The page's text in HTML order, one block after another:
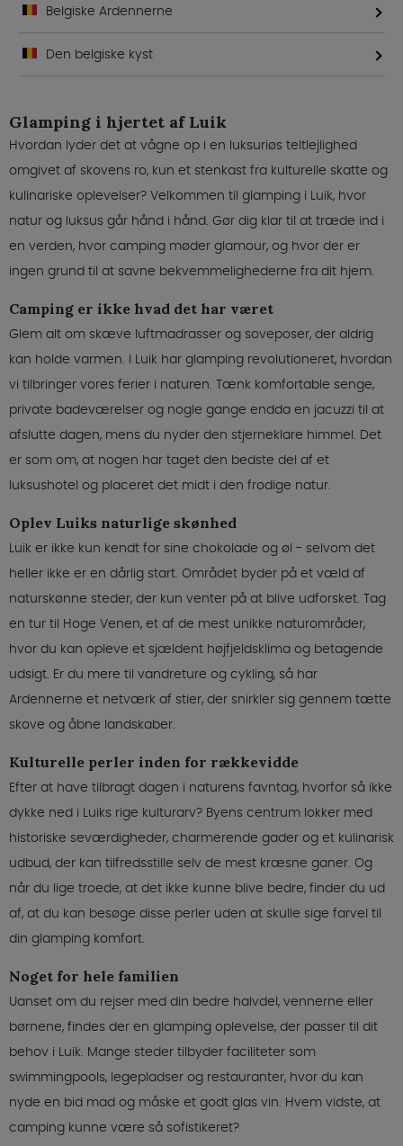
Belgiske Ardennerne
Den belgiske kyst
Glamping i hjertet af Luik
Hvordan lyder det at vågne op i en luksuriøs teltlejlighed
omgivet af skovens ro, kun et stenkast fra kulturelle skatte og
kulinariske oplevelser? Velkommen til glamping i Luik, hvor
natur og luksus går hånd i hånd. Gør dig klar til at træde ind i
en verden, hvor camping møder glamour, og hvor der er
ingen grund til at savne bekvemmelighederne fra dit hjem.
Camping er ikke hvad det har været
Glem alt om skæve luftmadrasser og soveposer, der aldrig
kan holde varmen. I Luik har glamping revolutioneret, hvordan
vi tilbringer vores ferier i naturen. Tænk komfortable senge,
private badeværelser og nogle gange endda en jacuzzi til at
afslutte dagen, mens du nyder den stjerneklare himmel. Det
er som om, at nogen har taget den bedste del af et
luksushotel og placeret det midt i den frodige natur.
Oplev Luiks naturlige skønhed
Luik er ikke kun kendt for sine chokolade og øl - selvom det
heller ikke er en dårlig start. Området byder på et væld af
naturskønne steder, der kun venter på at blive udforsket. Tag
en tur til Hoge Venen, et af de mest unikke naturområder,
hvor du kan opleve et sjældent højfjeldsklima og betagende
udsigt. Er du mere til vandreture og cykling, så har
Ardennerne et netværk af stier, der snirkler sig gennem tætte
skove og åbne landskaber.
Kulturelle perler inden for rækkevidde
Efter at have tilbragt dagen i naturens favntag, hvorfor så ikke
dykke ned i Luiks rige kulturarv? Byens centrum lokker med
historiske seværdigheder, charmerende gader og et kulinarisk
udbud, der kan tilfredsstille selv de mest kræsne ganer. Og
når du lige troede, at det ikke kunne blive bedre, finder du ud
af, at du kan besøge disse perler uden at skulle sige farvel til
din glamping komfort.
Noget for hele familien
Uanset om du rejser med din bedre halvdel, vennerne eller
børnene, findes der en glamping oplevelse, der passer til dit
behov i Luik. Mange steder tilbyder faciliteter som
swimmingpools, legepladser og restauranter, hvor du kan
nyde en bid mad og måske et godt glas vin. Hvem vidste, at
camping kunne være så sofistikeret?